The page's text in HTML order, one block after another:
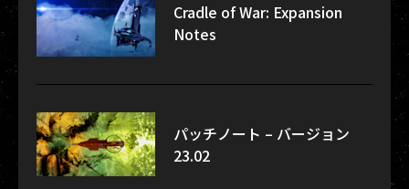
Cradle of War: Expansion
Notes
パッチノート – バージョン
23.02